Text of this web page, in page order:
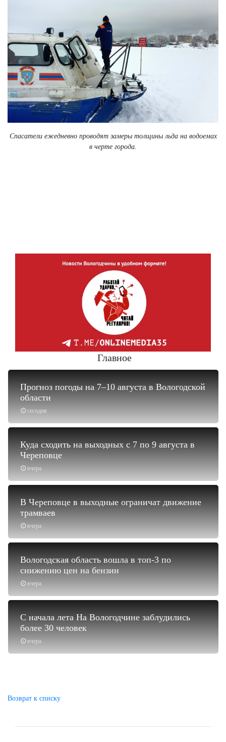
Спасатели ежедневно проводят замеры толщины льда на водоемах
в черте города.
Главное
сегодня
Прогноз погоды на 7–10 августа в Вологодской
области
вчера
Куда сходить на выходных с 7 по 9 августа в
Череповце
вчера
В Череповце в выходные ограничат движение
трамваев
вчера
Вологодская область вошла в топ-3 по
снижению цен на бензин
вчера
С начала лета На Вологодчине заблудились
более 30 человек
Возврат к списку